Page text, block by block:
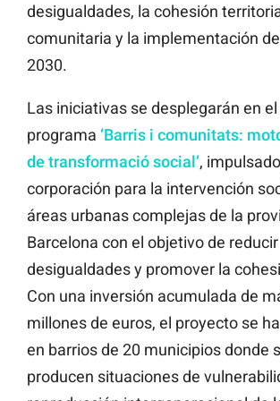
desigualdades, la cohesión
comunitaria y la implementación
2030.
Las iniciativas se desplegarán en
programa ‘Barris i comunitats:
de transformació social’,
corporación para la intervención
áreas urbanas complejas de la
Barcelona con el objetivo de reducir
desigualdades y promover la
Con una inversión acumulada de
millones de euros, el proyecto se
en barrios de 20 municipios donde
producen situaciones de